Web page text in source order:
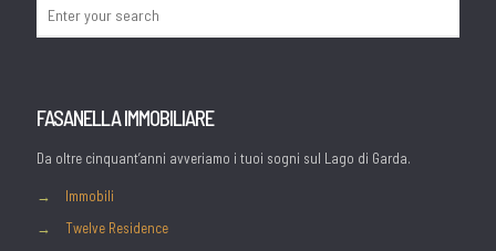
FASANELLA IMMOBILIARE
Da oltre cinquant’anni avveriamo i tuoi sogni sul Lago di Garda.
→
Immobili
→
Twelve Residence